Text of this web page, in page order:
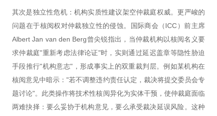
其次是独立性危机：机构实质性建议架空仲裁庭权威。更严峻的
问题在于核阅权对仲裁独立性的侵蚀。国际商会（ICC）前主席
Albert Jan van den Berg曾尖锐指出，当仲裁机构以核阅名义要
求仲裁庭"重新考虑法律论证"时，实则通过延迟盖章等隐性胁迫
手段推行"机构意志"，形成事实上的双重裁判层。例如某机构在
核阅意见中暗示："若不调整违约责任认定，裁决将提交委员会专
题讨论"。此类操作将技术性核阅异化为实体干预，使仲裁庭面临
两难抉择：要么妥协于机构意见，要么承受裁决延误风险。这种